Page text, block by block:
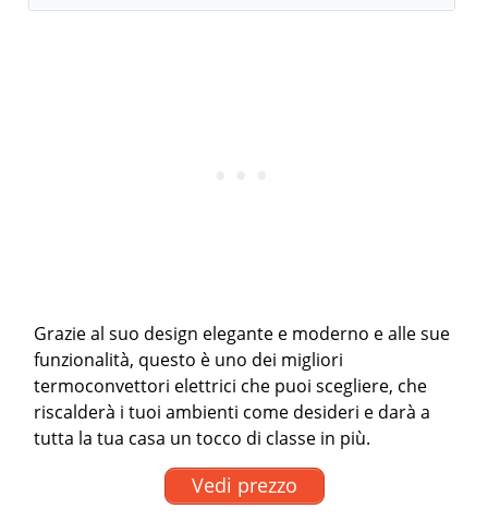
Grazie al suo design elegante e moderno e alle sue
funzionalità, questo è uno dei migliori
termoconvettori elettrici che puoi scegliere, che
riscalderà i tuoi ambienti come desideri e darà a
tutta la tua casa un tocco di classe in più.
Vedi prezzo